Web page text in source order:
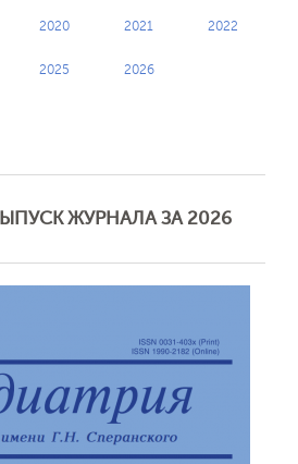
2020 2021 2022
2025 2026
ЖУРНАЛА ЗА 2026